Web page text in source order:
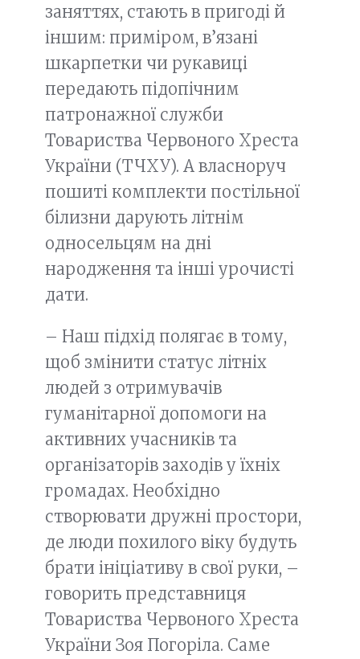
заняттях, стають в пригоді й
іншим: приміром, в’язані
шкарпетки чи рукавиці
передають підопічним
патронажної служби
Товариства Червоного Хреста
України (ТЧХУ). А власноруч
пошиті комплекти постільної
білизни дарують літнім
односельцям на дні
народження та інші урочисті
дати.
– Наш підхід полягає в тому,
щоб змінити статус літніх
людей з отримувачів
гуманітарної допомоги на
активних учасників та
організаторів заходів у їхніх
громадах. Необхідно
створювати дружні простори,
де люди похилого віку будуть
брати ініціативу в свої руки, –
говорить представниця
Товариства Червоного Хреста
України Зоя Погоріла. Саме